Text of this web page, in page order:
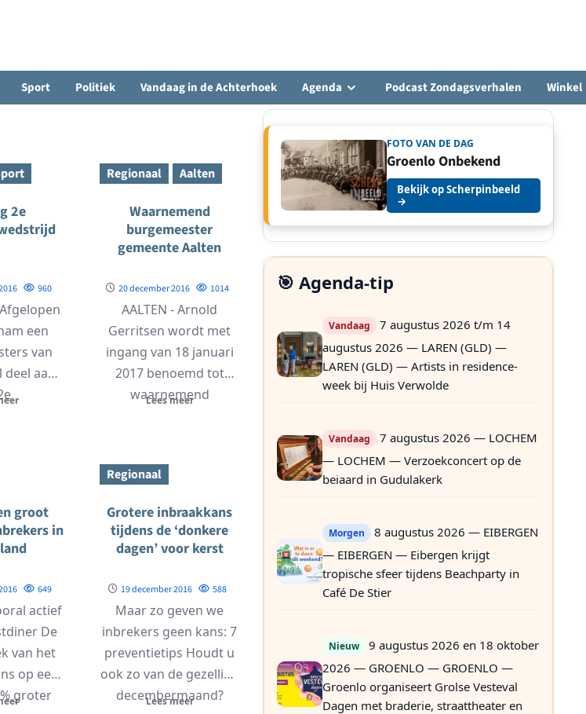
Sport Politiek Vandaag in de Achterhoek Agenda Podcast Zondagsverhalen Winkel
2e
960
een
van
deel aan
Regionaal Aalten
Waarnemend
burgemeester
gemeente Aalten
20 december 2016 1014
AALTEN - Arnold
Gerritsen wordt met
ingang van 18 januari
2017 benoemd tot
waarnemend
Lees meer
groot
in
649
actief
De
van het
op een
groter
Regionaal
Grotere inbraakkans
tijdens de ‘donkere
dagen’ voor kerst
19 december 2016 588
Maar zo geven we
inbrekers geen kans: 7
preventietips Houdt u
ook zo van de gezellige
decembermaand?
Lees meer
FOTO VAN DE DAG
Groenlo Onbekend
Bekijk op Scherpinbeeld
→
🎯 Agenda-tip
Vandaag
7 augustus 2026 t/m 14
augustus 2026 — LAREN (GLD) —
LAREN (GLD) — Artists in residence-
week bij Huis Verwolde
Vandaag
7 augustus 2026 — LOCHEM
— LOCHEM — Verzoekconcert op de
beiaard in Gudulakerk
Morgen
8 augustus 2026 — EIBERGEN
— EIBERGEN — Eibergen krijgt
tropische sfeer tijdens Beachparty in
Café De Stier
Nieuw
9 augustus 2026 en 18 oktober
2026 — GROENLO — GROENLO —
Groenlo organiseert Grolse Vesteval
Dagen met braderie, straattheater en